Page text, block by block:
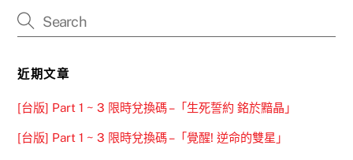
近期文章
[台版] Part 1 ~ 3 限時兌換碼 –「生死誓約 銘於黯晶」
[台版] Part 1 ~ 3 限時兌換碼 –「覺醒! 逆命的雙星」